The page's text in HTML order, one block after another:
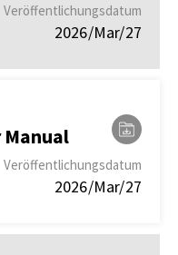
Veröffentlichungsdatum
2026/Mar/27
Manual
Veröffentlichungsdatum
2026/Mar/27